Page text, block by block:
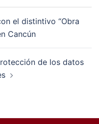
el distintivo “Obra
Cancún
de los datos